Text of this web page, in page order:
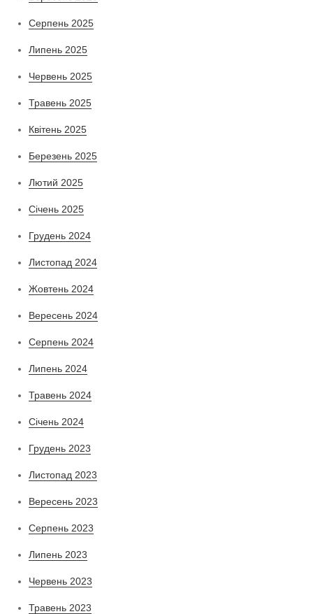
Серпень 2025
Липень 2025
Червень 2025
Травень 2025
Квітень 2025
Березень 2025
Лютий 2025
Січень 2025
Грудень 2024
Листопад 2024
Жовтень 2024
Вересень 2024
Серпень 2024
Липень 2024
Травень 2024
Січень 2024
Грудень 2023
Листопад 2023
Вересень 2023
Серпень 2023
Липень 2023
Червень 2023
Травень 2023